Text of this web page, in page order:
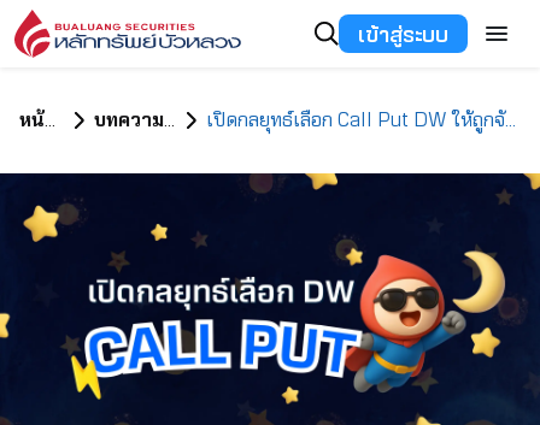
เข้าสู่ระบบ
หน้าแรก บทความทั้งหมด เปิดกลยุทธ์เลือก Call Put DW ให้ถูกจังหวะ เพิ่มโอกาสทำกำไร